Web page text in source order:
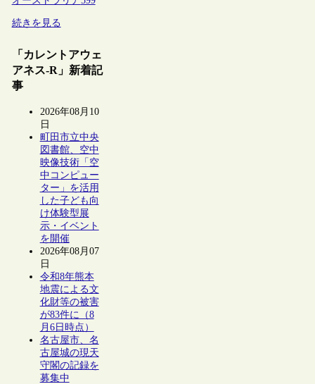
続きを見る
「カレントアウェ
アネス-R」新着記
事
2026年08月10
日
町田市立中央
図書館、空中
映像技術「空
中コンピュー
ター」を活用
した子ども向
け体験型展
示・イベント
を開催
2026年08月07
日
令和8年熊本
地震による文
化財等の被害
が83件に（8
月6日時点）
名古屋市、名
古屋城の現天
守閣の記録を
募集中